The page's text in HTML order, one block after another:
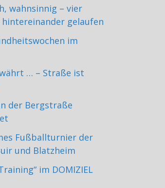
wahnsinnig – vier
gelaufen
im
… – Straße ist
der Bergstraße
Fußballturnier der
und Blatzheim
im DOMIZIEL